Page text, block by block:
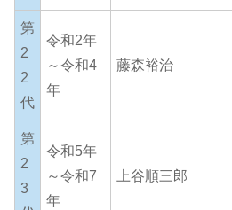
第
2
2
代
令和2年
～令和4
年
藤森裕治
第
2
3
令和5年
～令和7
年
上谷順三郎